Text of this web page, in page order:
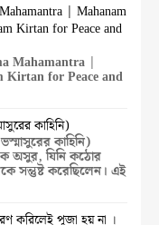
| Mahanam
Kirtan for Peace and
Mahamantra |
for Peace and
কাহিনি)
কাহিনি)
অসুর, যিনি কঠোর
সন্তুষ্ট করেছিলেন। এই
করিলেই পূজা হয় না ।